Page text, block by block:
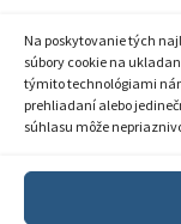
Na poskytovanie tých
súbory cookie na
týmito technológiami
prehliadaní alebo
súhlasu môže